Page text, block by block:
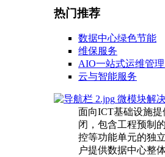
热门推荐
数据中心绿色节能
维保服务
AIO一站式运维管
云与智能服务
微模块解
面向ICT基础设施
闭，包含工程预制
控等功能单元的独
户提供数据中心整